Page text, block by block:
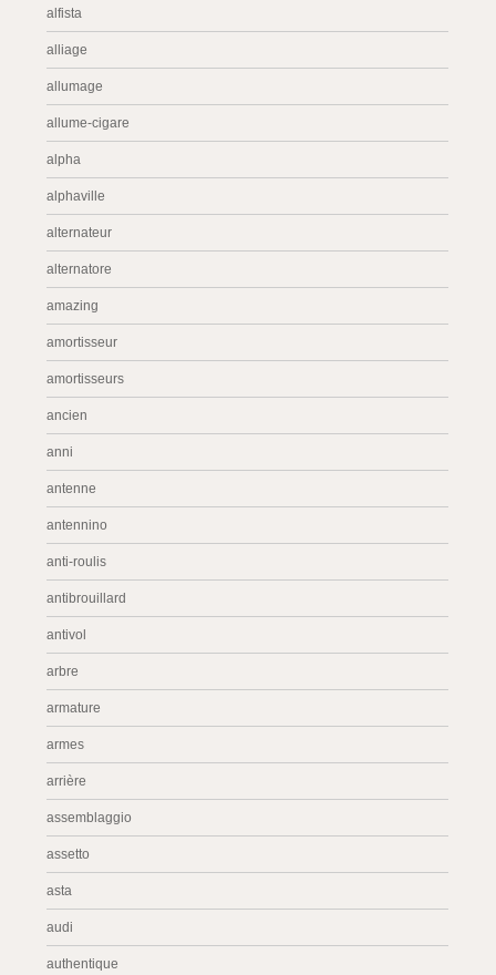
alfista
alliage
allumage
allume-cigare
alpha
alphaville
alternateur
alternatore
amazing
amortisseur
amortisseurs
ancien
anni
antenne
antennino
anti-roulis
antibrouillard
antivol
arbre
armature
armes
arrière
assemblaggio
assetto
asta
audi
authentique